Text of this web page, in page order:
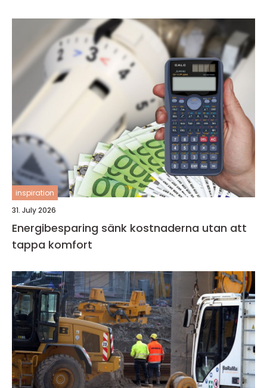
inspiration
31. July 2026
Energibesparing sänk kostnaderna utan att
tappa komfort